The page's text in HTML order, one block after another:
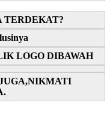
TERDEKAT?
LOGO DIBAWAH